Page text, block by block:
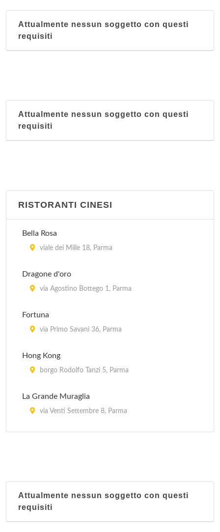
Attualmente nessun soggetto con questi
requisiti
Attualmente nessun soggetto con questi
requisiti
RISTORANTI CINESI
Bella Rosa
viale dei Mille 18, Parma
Dragone d'oro
via Agostino Bottego 1, Parma
Fortuna
via Primo Savani 36, Parma
Hong Kong
borgo Rodolfo Tanzi 5, Parma
La Grande Muraglia
via Venti Settembre 8, Parma
viale Piacenza 13, Parma
Attualmente nessun soggetto con questi
requisiti